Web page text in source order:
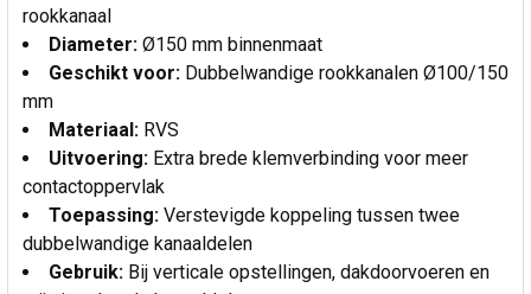
rookkanaal
Diameter: Ø150 mm binnenmaat
Geschikt voor: Dubbelwandige rookkanalen Ø100/150
mm
Materiaal: RVS
Uitvoering: Extra brede klemverbinding voor meer
contactoppervlak
Toepassing: Verstevigde koppeling tussen twee
dubbelwandige kanaaldelen
Gebruik: Bij verticale opstellingen, dakdoorvoeren en